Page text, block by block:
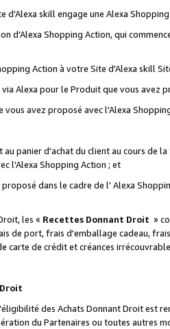
skill engage une Alexa
d'Alexa Shopping Action, qui
Action à votre Site d'Alexa skill
Alexa pour le Produit que vous avez
vous avez proposé avec l'Alexa
panier d'achat du client au cours de
l'Alexa Shopping Action ; et
dans le cadre de l' Alexa
les « Recettes Donnant Droit »
de port, frais d'emballage cadeau,
carte de crédit et créances
des Achats Donnant Droit est
du Partenaires ou toutes autres